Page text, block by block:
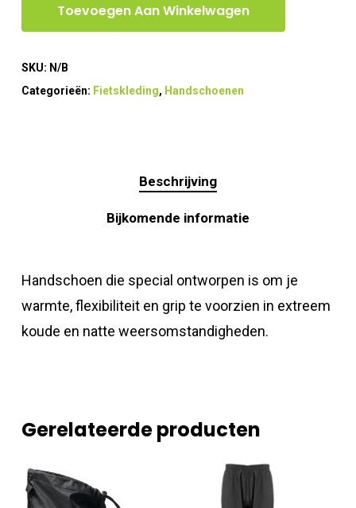
Toevoegen Aan Winkelwagen
SKU: N/B
Categorieën: Fietskleding, Handschoenen
Beschrijving
Bijkomende informatie
Handschoen die special ontworpen is om je
warmte, flexibiliteit en grip te voorzien in extreem
koude en natte weersomstandigheden.
Gerelateerde producten